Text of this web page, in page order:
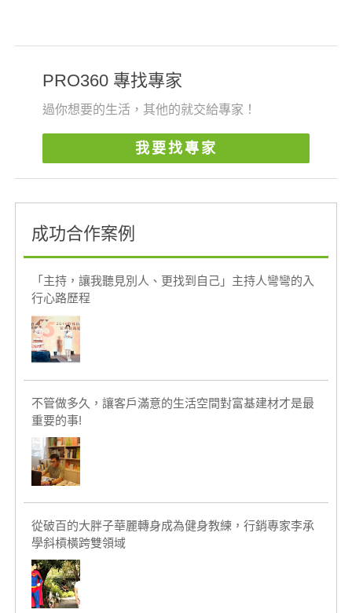
PRO360 專找專家
過你想要的生活，其他的就交給專家！
我要找專家
成功合作案例
「主持，讓我聽見別人、更找到自己」主持人彎彎的入
行心路歷程
不管做多久，讓客戶滿意的生活空間對富基建材才是最
重要的事!
從破百的大胖子華麗轉身成為健身教練，行銷專家李承
學斜槓橫跨雙領域